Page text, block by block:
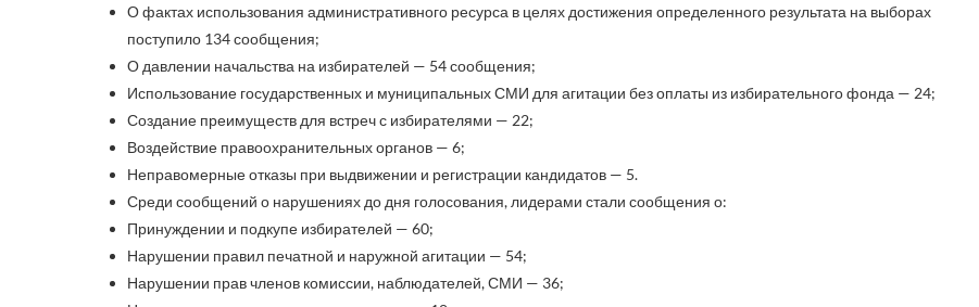
О фактах использования административного ресурса в целях достижения определенного результата на выборах
поступило 134 сообщения;
О давлении начальства на избирателей — 54 сообщения;
Использование государственных и муниципальных СМИ для агитации без оплаты из избирательного фонда — 24;
Создание преимуществ для встреч с избирателями — 22;
Воздействие правоохранительных органов — 6;
Неправомерные отказы при выдвижении и регистрации кандидатов — 5.
Среди сообщений о нарушениях до дня голосования, лидерами стали сообщения о:
Принуждении и подкупе избирателей — 60;
Нарушении правил печатной и наружной агитации — 54;
Нарушении прав членов комиссии, наблюдателей, СМИ — 36;